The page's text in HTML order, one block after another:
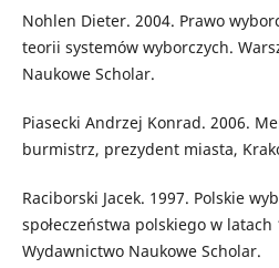
Nohlen Dieter. 2004. Prawo
teorii systemów wyborczych.
Naukowe Scholar.
Piasecki Andrzej Konrad. 2006.
burmistrz, prezydent miasta,
Raciborski Jacek. 1997. Polskie
społeczeństwa polskiego w latach
Wydawnictwo Naukowe Scholar.